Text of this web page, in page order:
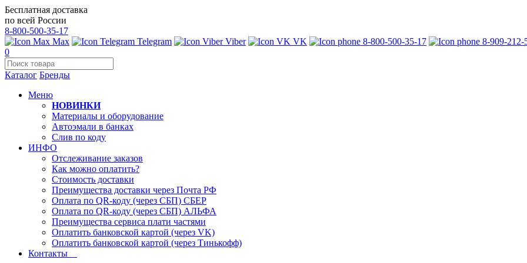
Бесплатная доставка
по всей России
8-800-500-35-17
Max
Telegram Viber VK 8-800-500-35-17
8-909-212-
0
Каталог Бренды
Меню
НОВИНКИ
Материалы и оборудование
Автоэмали в банках
Слив по коду
ИНФО
Отслеживание заказов
Как можно оплатить?
Стоимость доставки
Преимущества доставки через Почта РФ
Оплата по QR-коду (через СБП) СБЕР
Оплата по QR-коду (через СБП) АЛЬФА
Преимущества сервиса плати частями
Оплатить банковской картой (через VK)
Оплатить банковской картой (через Тинькофф)
Контакты